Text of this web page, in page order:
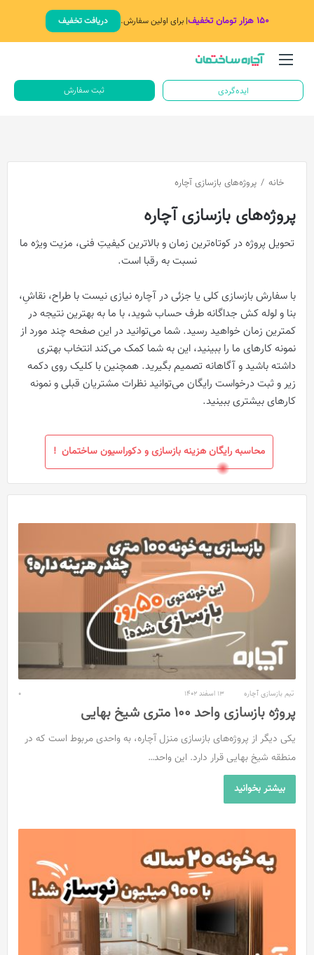
۱۵۰ هزار تومان تخفیف | برای اولین سفارش. دریافت تخفیف
ایده‌گردی ثبت سفارش
خانه / پروژه‌های بازسازی آچاره
پروژه‌های بازسازی آچاره
تحویل پروژه در کوتاه‌ترین زمان و بالاترین کیفیتِ فنی، مزیت ویژه ما
نسبت به رقبا است.
با سفارش بازسازی کلی یا جزئی در آچاره نیازی نیست با طراح، نقاشِ،
بنا و لوله کش جداگانه طرف حساب شوید، با ما به بهترین نتیجه در
کمترین زمان خواهید رسید. شما می‌توانید در این صفحه چند مورد از
نمونه کارهای ما را ببینید، این به شما کمک می‌کند انتخاب بهتری
داشته باشید و آگاهانه تصمیم بگیرید. همچنین با کلیک روی دکمه
زیر و ثبت درخواست رایگان می‌توانید نظرات مشتریان قبلی و نمونه
کارهای بیشتری ببینید.
محاسبه رایگان هزینه بازسازی و دکوراسیون ساختمان !
تیم بازسازی آچاره 13 اسفند 1402 0
پروژه بازسازی واحد 100 متری شیخ بهایی
یکی دیگر از پروژه‌های بازسازی منزل آچاره، به واحدی مربوط است که در
منطقه شیخ بهایی قرار دارد. این واحد…
بیشتر بخوانید